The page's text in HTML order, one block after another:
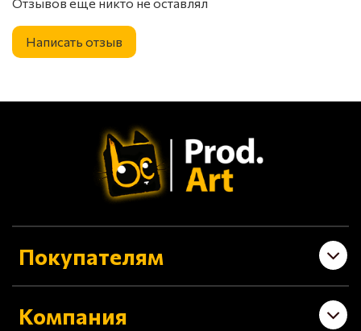
Написать отзыв
Покупателям
Компания